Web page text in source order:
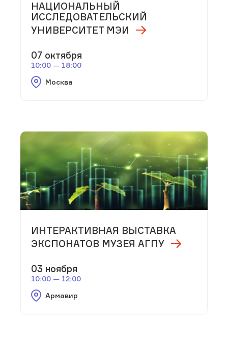
НАЦИОНАЛЬНЫЙ
ИССЛЕДОВАТЕЛЬСКИЙ
УНИВЕРСИТЕТ МЭИ
07 октября
10:00 — 18:00
Москва
ИНТЕРАКТИВНАЯ ВЫСТАВКА
ЭКСПОНАТОВ МУЗЕЯ АГПУ
03 ноября
10:00 — 12:00
Армавир